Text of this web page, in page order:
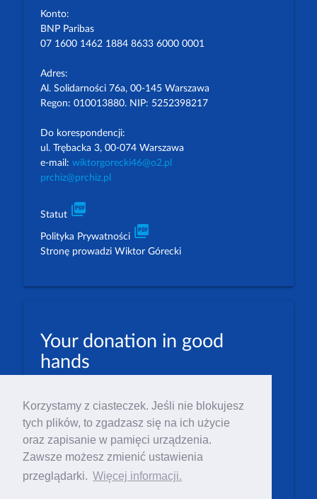
Korzystamy z ciasteczek. Jeśli nie blokujesz
tych plików, to zgadzasz się na ich użycie
oraz zapisanie w pamięci urządzenia.
Zawsze możesz zmienić ustawienia
przeglądarki. Więcej informacji.
Konto:
BNP Paribas
07 1600 1462 1884 8633 6000 0001
Adres:
Al. Solidarności 76a, 00-145 Warszawa
Regon: 010013880. NIP: 5252398217
Do korespondencji:
ul. Trębacka 3, 00-074 Warszawa
e-mail: wiktorgorecki46@o2.pl
prchiz@prchiz.pl
Statut picture_as_pdf
Polityka Prywatności picture_as_pdf
Stronę prowadzi Wiktor Górecki
Your donation in good
hands
EUR: 23 1600 1462 1884 8633 6000 0004
Numer IBAN: PL23 1 600 1462 1884 8633 6000
0004
Numer BIC/SWIFT: PPABPLPK